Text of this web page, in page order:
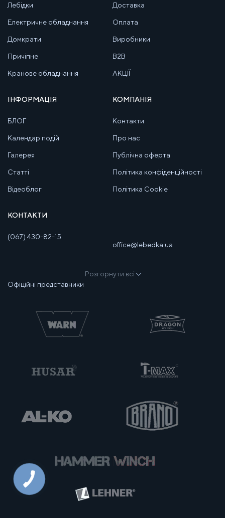
Лебідки
Електричне обладнання
Домкрати
Причіпне
Кранове обладнання
Доставка
Оплата
Виробники
B2B
АКЦІЇ
ІНФОРМАЦІЯ
БЛОГ
Календар подій
Галерея
Статті
Відеоблог
КОМПАНІЯ
Контакти
Про нас
Публічна оферта
Політика конфіденційності
Політика Cookie
КОНТАКТИ
(067) 430-82-15
office@lebedka.ua
Розгорнути всі
Офіційні представники